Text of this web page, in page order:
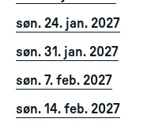
søn. 24. jan. 2027
søn. 31. jan. 2027
søn. 7. feb. 2027
søn. 14. feb. 2027